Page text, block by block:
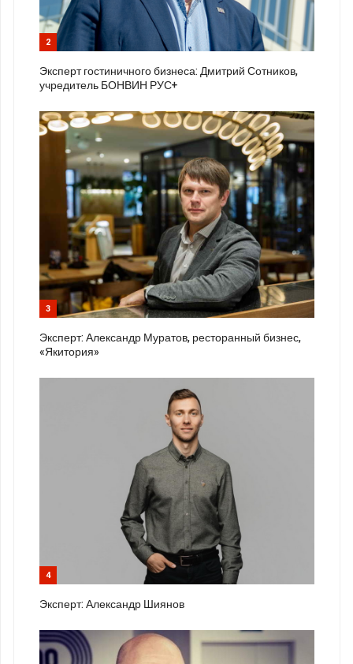
2
Эксперт гостиничного бизнеса: Дмитрий Сотников,
учредитель БОНВИН РУС+
3
Эксперт: Александр Муратов, ресторанный бизнес,
«Якитория»
4
Эксперт: Александр Шиянов